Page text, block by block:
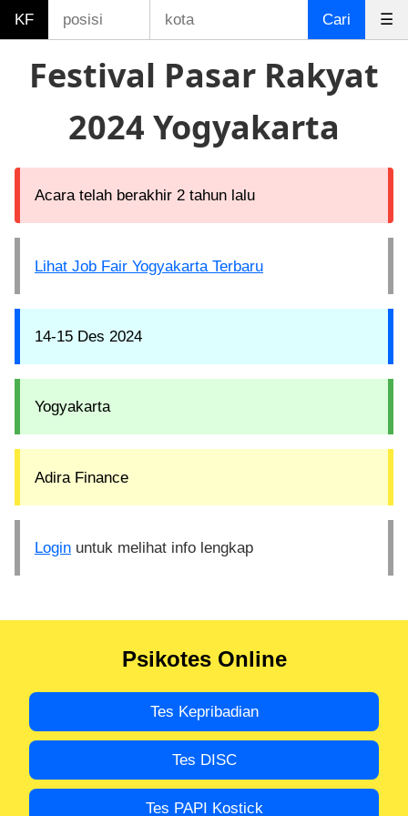
KF ☰
Cari
Festival Pasar Rakyat
2024 Yogyakarta
Acara telah berakhir 2 tahun lalu
Lihat Job Fair Yogyakarta Terbaru
14-15 Des 2024
Yogyakarta
Adira Finance
Login untuk melihat info lengkap
Psikotes Online
Tes Kepribadian
Tes DISC
Tes PAPI Kostick